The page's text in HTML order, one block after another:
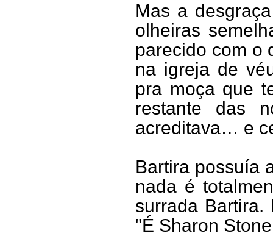
Mas a
olheiras
parecido com o
na igreja de
pra moça que
restante das
acreditava… e
Bartira possuía
nada é
surrada Bartira.
"É Sharon